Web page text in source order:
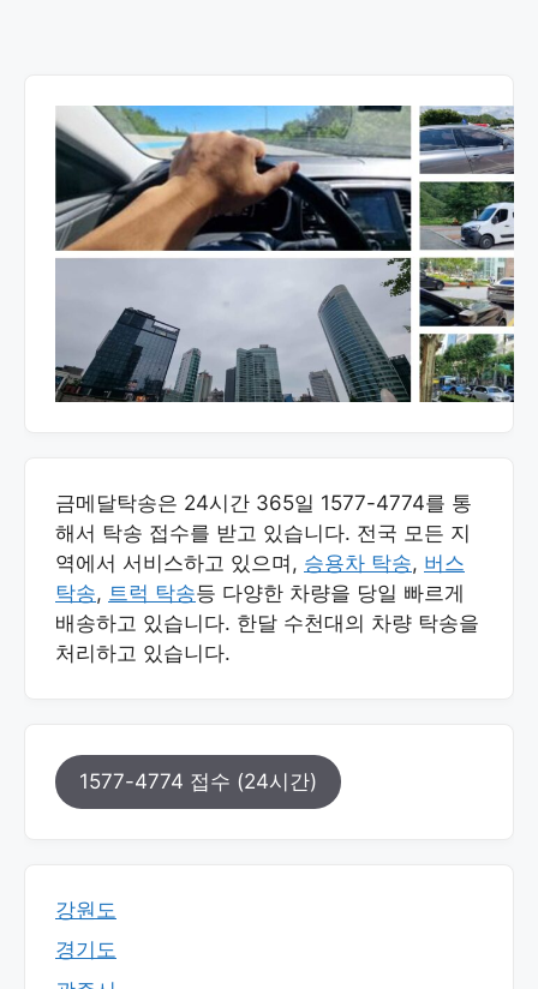
금메달탁송은 24시간 365일 1577-4774를 통
해서 탁송 접수를 받고 있습니다. 전국 모든 지
역에서 서비스하고 있으며, 승용차 탁송, 버스
탁송, 트럭 탁송등 다양한 차량을 당일 빠르게
배송하고 있습니다. 한달 수천대의 차량 탁송을
처리하고 있습니다.
1577-4774 접수 (24시간)
강원도
경기도